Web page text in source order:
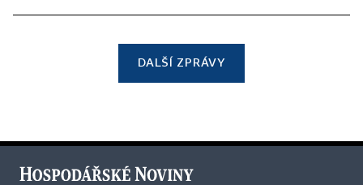
DALŠÍ ZPRÁVY